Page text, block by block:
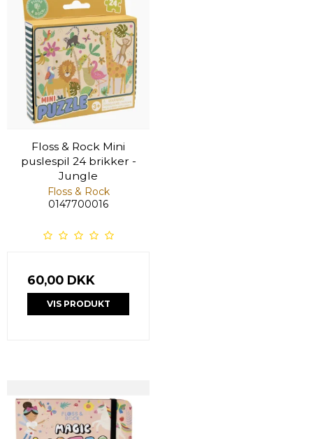
Floss & Rock Mini
puslespil 24 brikker -
Jungle
Floss & Rock
0147700016
60,00 DKK
VIS PRODUKT